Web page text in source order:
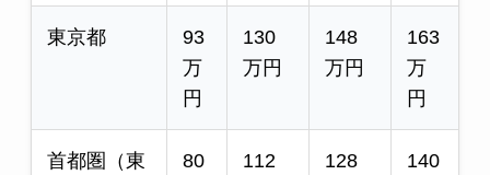
東京都
93
万
円
130
万円
148
万円
163
万
円
首都圏（東
80
112
128
140